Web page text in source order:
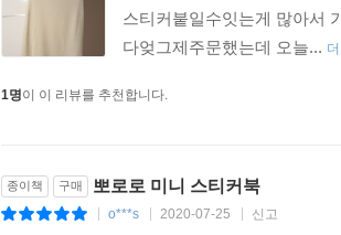
스티커붙일수잇는게 많아서
다엊그제주문했는데 오늘...
1명이 이 리뷰를 추천합니다.
종이책 구매 뽀로로 미니 스티커북
o***s 2020-07-25 신고